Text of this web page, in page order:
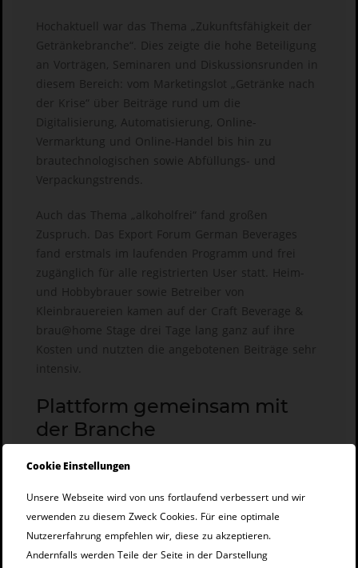
Hochaktuell war das Thema „Zukunftsfähigkeit der
Getränkebranche“. Dies zeigte die hohe Beteiligung
an Vorträgen, Seminaren und Diskussionsrunden in
diesem Bereich: vom Marketingslot „Getränke nach
der Krise“ über Beiträge rund um die
Digitalisierung, Automatisierung, Online-
Vermarktung und Online-Handel bis hin zu
brautechnologischen sowie Abfüllungs- und
Verpackungstrends.
Auch das Thema „alkoholfrei“ fand großen
Zuspruch. Das Export Forum German Beverages
fand erstmals im laufenden Programm und frei
zugänglich für alle registrierten User statt. Heim-
und Hobbybrauer sowie Betreiber von
Kleinbrauereien kamen auf der Craft Beverage &
brau@home Stage drei Tage lang ganz auf ihre
Kosten und nutzten die angebotenen Beiträge sehr
intensiv.
Plattform gemeinsam mit
der Branche
gezeigt, dass die NürnbergMesse auch online
Menschen vernetzen, Wissen vermitteln und
Erlebnisse schaffen kann, so Dr. Michael Melcher,
Executive Director Digital Products & Platforms bei
Cookie Einstellungen
Unsere Webseite wird von uns fortlaufend verbessert und wir
verwenden zu diesem Zweck Cookies. Für eine optimale
Nutzererfahrung empfehlen wir, diese zu akzeptieren.
Andernfalls werden Teile der Seite in der Darstellung